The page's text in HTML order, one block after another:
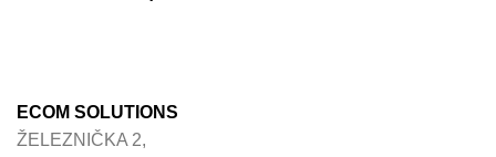
ECOM SOLUTIONS
ŽELEZNIČKA 2,